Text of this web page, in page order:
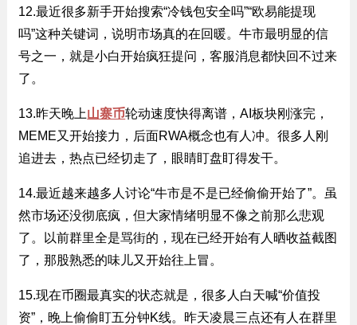
12.最近很多新手开始搜索“冷钱包安全吗”“欧易能提现
吗”这种关键词，说明市场真的在回暖。牛市最明显的信
号之一，就是小白开始疯狂提问，客服消息都快回不过来
了。
13.昨天晚上山寨币轮动速度快得离谱，AI板块刚涨完，
MEME又开始接力，后面RWA概念也有人冲。很多人刚
追进去，热点已经切走了，眼睛盯盘盯得发干。
14.最近越来越多人讨论“牛市是不是已经偷偷开始了”。虽
然市场还没彻底疯，但大家情绪明显不像之前那么悲观
了。以前群里全是骂街的，现在已经开始有人晒收益截图
了，那股熟悉的味儿又开始往上冒。
15.现在币圈最真实的状态就是，很多人白天喊“价值投
资”，晚上偷偷盯五分钟K线。昨天凌晨三点还有人在群里